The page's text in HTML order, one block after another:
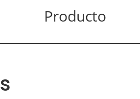
Producto